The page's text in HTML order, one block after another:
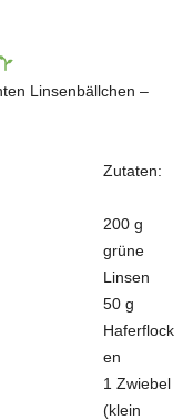
Linsenbällchen –
Zutaten:
200 g
grüne
Linsen
50 g
Haferflock
en
1 Zwiebel
(klein